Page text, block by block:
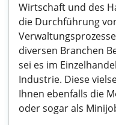
Wirtschaft und des
die Durchführung
diversen Branchen
sei es im
Industrie. Diese
Ihnen ebenfalls die
oder sogar als